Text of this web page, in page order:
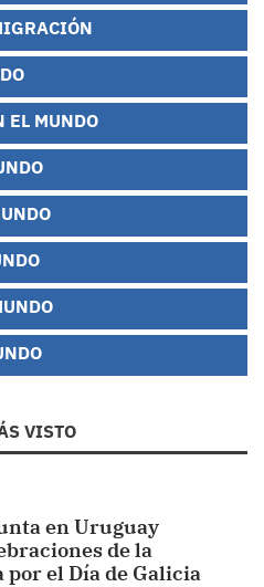
EL MUNDO
VISTO
en Uruguay
de la
el Día de Galicia